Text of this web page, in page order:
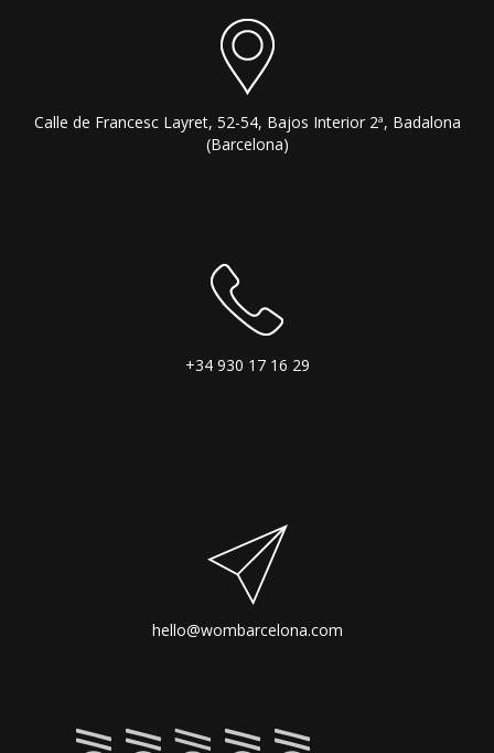
Calle de Francesc Layret, 52-54, Bajos Interior 2ª, Badalona
(Barcelona)
+34 930 17 16 29
hello@wombarcelona.com